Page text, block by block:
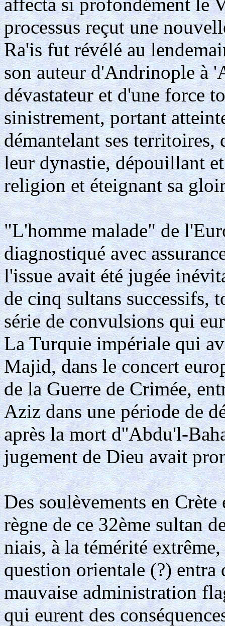
processus reçut une
Ra'is fut révélé au
son auteur d'Andrinople à
dévastateur et d'une force
sinistrement, portant
démantelant ses territoires,
leur dynastie, dépouillant
religion et éteignant sa
"L'homme malade" de
diagnostiqué avec
l'issue avait été jugée
de cinq sultans successifs,
série de convulsions qui
La Turquie impériale qui
Majid, dans le concert
de la Guerre de Crimée,
Aziz dans une période de
après la mort d''Abdu'l-
jugement de Dieu avait
Des soulèvements en
règne de ce 32ème sultan
niais, à la témérité
question orientale (?) entra
mauvaise administration
qui eurent des